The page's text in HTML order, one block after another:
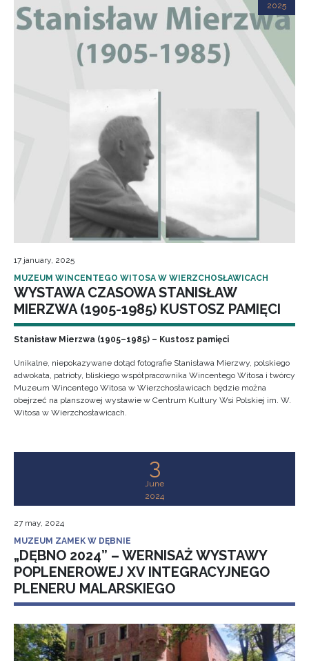
2025
17 january, 2025
MUZEUM WINCENTEGO WITOSA W WIERZCHOSŁAWICACH
WYSTAWA CZASOWA STANISŁAW
MIERZWA (1905-1985) KUSTOSZ PAMIĘCI
Stanisław Mierzwa (1905–1985) – Kustosz pamięci
Unikalne, niepokazywane dotąd fotografie Stanisława Mierzwy, polskiego
adwokata, patrioty, bliskiego współpracownika Wincentego Witosa i twórcy
Muzeum Wincentego Witosa w Wierzchosławicach będzie można
obejrzeć na planszowej wystawie w Centrum Kultury Wsi Polskiej im. W.
Witosa w Wierzchosławicach.
3
June
2024
27 may, 2024
MUZEUM ZAMEK W DĘBNIE
„DĘBNO 2024” – WERNISAŻ WYSTAWY
POPLENEROWEJ XV INTEGRACYJNEGO
PLENERU MALARSKIEGO